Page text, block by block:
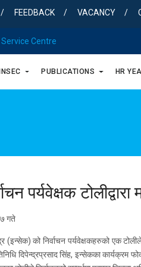
FEEDBACK VACANCY
PUBLICATIONS HR
पर्यवेक्षक
गते
(इन्सेक) को निर्वाचन पर्यवेक्षकहरुको एक
दिपेन्द्रप्रसाद सिंह, इन्सेकका कार्यक्रम